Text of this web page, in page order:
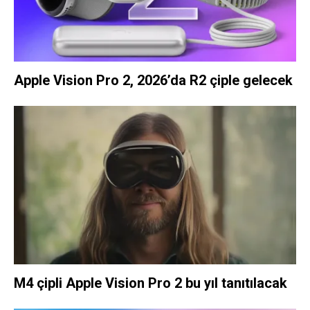
Apple Vision Pro 2, 2026’da R2 çiple gelecek
M4 çipli Apple Vision Pro 2 bu yıl tanıtılacak